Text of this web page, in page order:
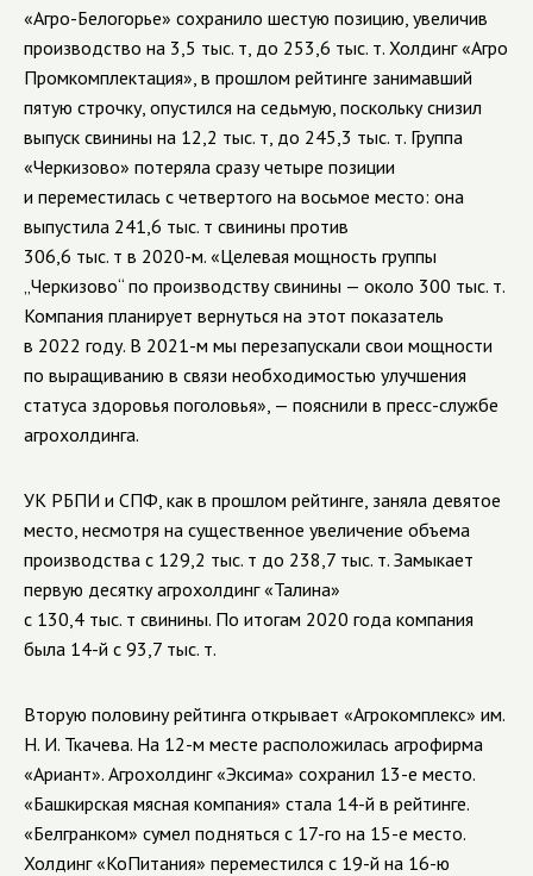
«Агро-Белогорье» сохранило шестую позицию, увеличив
производство на 3,5 тыс. т, до 253,6 тыс. т. Холдинг «Агро
Промкомплектация», в прошлом рейтинге занимавший
пятую строчку, опустился на седьмую, поскольку снизил
выпуск свинины на 12,2 тыс. т, до 245,3 тыс. т. Группа
«Черкизово» потеряла сразу четыре позиции
и переместилась с четвертого на восьмое место: она
выпустила 241,6 тыс. т свинины против
306,6 тыс. т в 2020-м. «Целевая мощность группы
„Черкизово“ по производству свинины — около 300 тыс. т.
Компания планирует вернуться на этот показатель
в 2022 году. В 2021-м мы перезапускали свои мощности
по выращиванию в связи необходимостью улучшения
статуса здоровья поголовья», — пояснили в пресс-службе
агрохолдинга.
УК РБПИ и СПФ, как в прошлом рейтинге, заняла девятое
место, несмотря на существенное увеличение объема
производства с 129,2 тыс. т до 238,7 тыс. т. Замыкает
первую десятку агрохолдинг «Талина»
с 130,4 тыс. т свинины. По итогам 2020 года компания
была 14-й с 93,7 тыс. т.
Вторую половину рейтинга открывает «Агрокомплекс» им.
Н. И. Ткачева. На 12-м месте расположилась агрофирма
«Ариант». Агрохолдинг «Эксима» сохранил 13-е место.
«Башкирская мясная компания» стала 14-й в рейтинге.
«Белгранком» сумел подняться с 17-го на 15-е место.
Холдинг «КоПитания» переместился с 19-й на 16-ю